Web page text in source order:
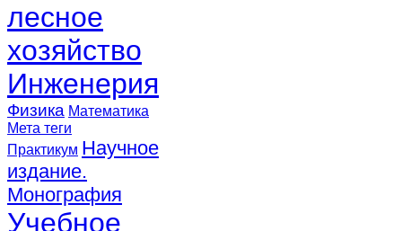
лесное
хозяйство
Инженерия
Физика Математика
Мета теги
Практикум Научное
издание.
Монография
Учебное